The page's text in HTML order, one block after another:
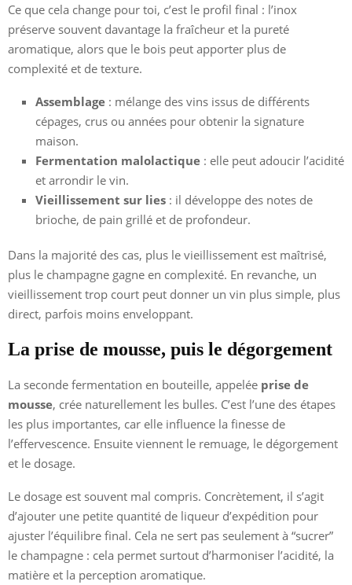
Ce que cela change pour toi, c’est le profil final : l’inox
préserve souvent davantage la fraîcheur et la pureté
aromatique, alors que le bois peut apporter plus de
complexité et de texture.
Assemblage : mélange des vins issus de différents
cépages, crus ou années pour obtenir la signature
maison.
Fermentation malolactique : elle peut adoucir l’acidité
et arrondir le vin.
Vieillissement sur lies : il développe des notes de
brioche, de pain grillé et de profondeur.
Dans la majorité des cas, plus le vieillissement est maîtrisé,
plus le champagne gagne en complexité. En revanche, un
vieillissement trop court peut donner un vin plus simple, plus
direct, parfois moins enveloppant.
La prise de mousse, puis le dégorgement
La seconde fermentation en bouteille, appelée prise de
mousse, crée naturellement les bulles. C’est l’une des étapes
les plus importantes, car elle influence la finesse de
l’effervescence. Ensuite viennent le remuage, le dégorgement
et le dosage.
Le dosage est souvent mal compris. Concrètement, il s’agit
d’ajouter une petite quantité de liqueur d’expédition pour
ajuster l’équilibre final. Cela ne sert pas seulement à “sucrer”
le champagne : cela permet surtout d’harmoniser l’acidité, la
matière et la perception aromatique.